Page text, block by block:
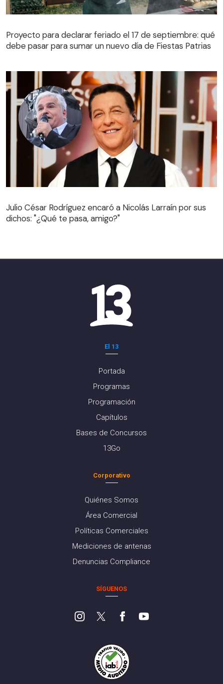
Proyecto para declarar feriado el 17 de septiembre: qué
debe pasar para sumar un nuevo día de Fiestas Patrias
Julio César Rodríguez encaró a Nicolás Larraín por sus
dichos: "¿Qué te pasa, amigo?"
El 13
Portada
Programas
Programación
Capítulos
Bases de Concursos
13Go
Corporativo
Quiénes Somos
Área Comercial
Políticas Comerciales
Mediciones de antenas
Denuncias Compliance
SÍGUENOS